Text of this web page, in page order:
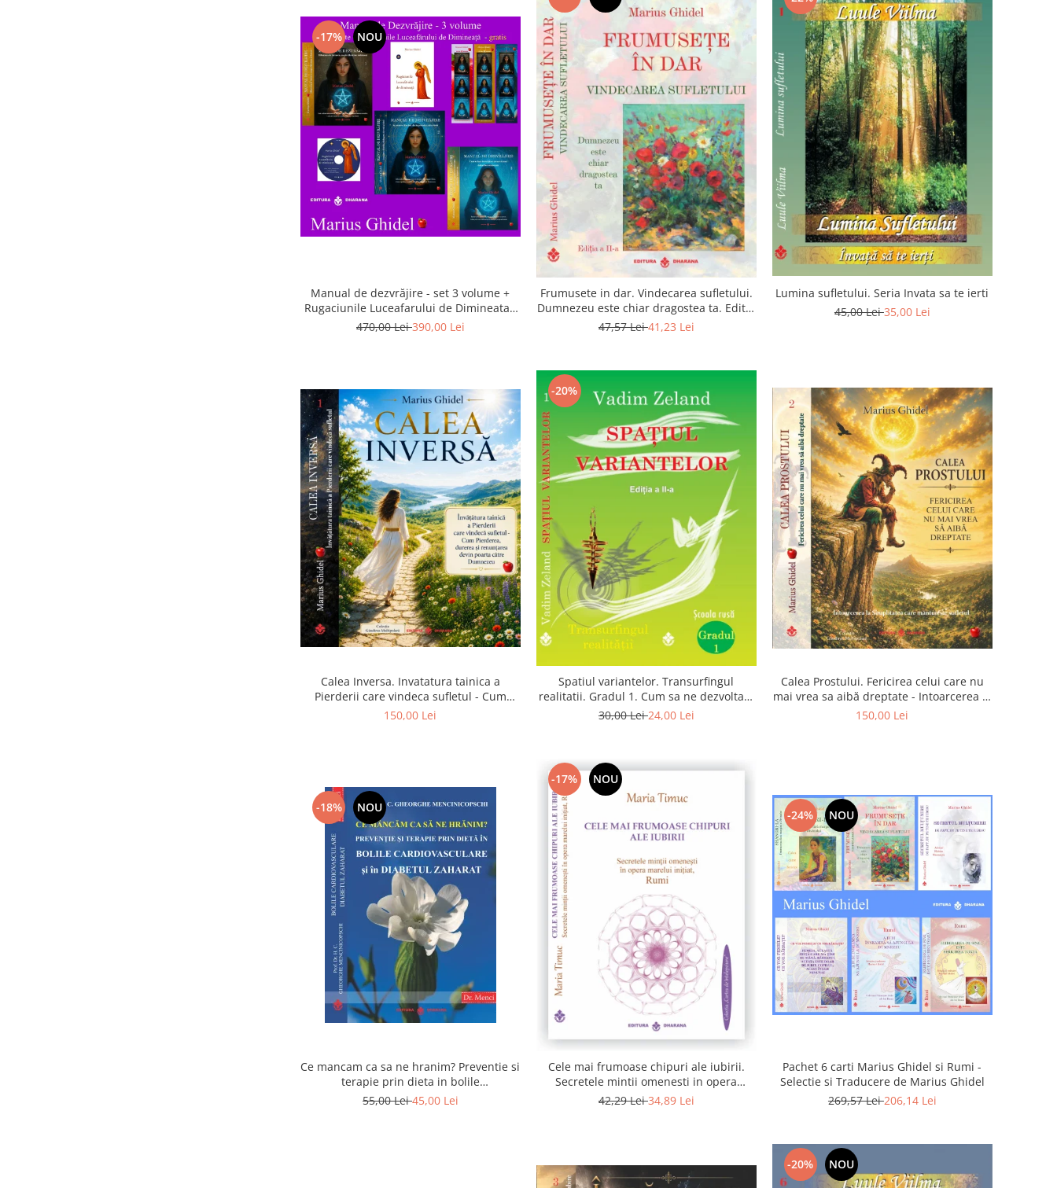
-17% NOU
Manual de dezvrăjire - set 3 volume +
Rugaciunile Luceafarului de Dimineata -
Gratuit)
470,00 Lei390,00 Lei
Frumusete in dar. Vindecarea sufletului.
Dumnezeu este chiar dragostea ta. Editia
a 2-a
47,57 Lei41,23 Lei
Lumina sufletului. Seria Invata sa te ierti
45,00 Lei35,00 Lei
Calea Inversa. Invatatura tainica a
Pierderii care vindeca sufletul - Cum
Pierderea, durerea si renuntarea devin
150,00 Lei
-20%
Spatiul variantelor. Transurfingul
realitatii. Gradul 1. Cum sa ne dezvoltam
intuitia si sa ne alegem soarta
30,00 Lei24,00 Lei
Calea Prostului. Fericirea celui care nu
mai vrea sa aibă dreptate - Intoarcerea la
Simplitatea care mantuieste sufletul
150,00 Lei
-18% NOU
Ce mancam ca sa ne hranim? Preventie si
terapie prin dieta in bolile
cardiovasculare si in diabetul zaharat
55,00 Lei45,00 Lei
-17% NOU
Cele mai frumoase chipuri ale iubirii.
Secretele mintii omenesti in opera
marelui initiat, Rumi
42,29 Lei34,89 Lei
-24% NOU
Pachet 6 carti Marius Ghidel si Rumi -
Selectie si Traducere de Marius Ghidel
269,57 Lei206,14 Lei
-20% NOU